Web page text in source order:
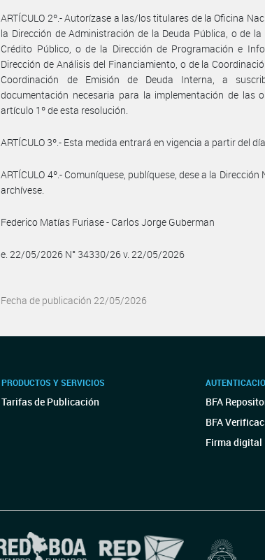
ARTÍCULO 2º.- Autorízase a las/los titulares de la Oficina
la Dirección de Administración de la Deuda Pública, o de la
Crédito Público, o de la Dirección de Programación e
Dirección de Análisis del Financiamiento, o de la
Coordinación de Emisión de Deuda Interna, a
documentación necesaria para la implementación de las
artículo 1º de esta resolución.
ARTÍCULO 3º.- Esta medida entrará en vigencia a partir del
ARTÍCULO 4º.- Comuníquese, publíquese, dese a la
archívese.
Federico Matías Furiase - Carlos Jorge Guberman
e. 22/05/2026 N° 34330/26 v. 22/05/2026
Fecha de publicación 22/05/2026
PRODUCTOS Y SERVICIOS
Tarifas de Publicación
BFA
BFA
Firma digital